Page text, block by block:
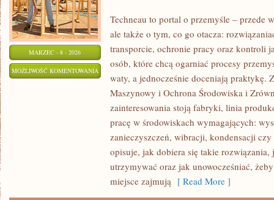
MARZEC - 8 - 2026
MOŻLIWOŚĆ KOMENTOWANIA WYZWANIA
PRZYSZŁOŚĆ
Techneau to portal o przemyśle – przede
ale także o tym, co go otacza:
transporcie, ochronie pracy oraz kontroli
osób, które chcą ogarniać procesy
waty, a jednocześnie doceniają praktykę.
Maszynowy i Ochrona Środowiska i
zainteresowania stoją fabryki, linia
pracę w środowiskach wymagających:
zanieczyszczeń, wibracji, kondensacji
opisuje, jak dobiera się takie
utrzymywać oraz jak unowocześniać,
miejsce zajmują [ Read More ]